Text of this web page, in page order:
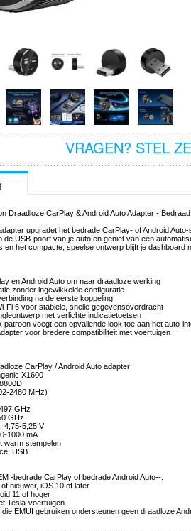
VRAGEN? STEL
Draadloze CarPlay & Android Auto Adapter -
upgradet het bedrade CarPlay- of Android
de USB-poort van je auto en geniet van een
en het compacte, speelse ontwerp blijft je dashboard
en Android Auto om naar draadloze werking
zonder ingewikkelde configuratie
na de eerste koppeling
Fi 6 voor stabiele, snelle gegevensoverdracht
met verlichte indicatietoetsen
patroon voegt een opvallende look toe aan het auto-
voor bredere compatibiliteit met voertuigen
CarPlay / Android Auto adapter
X1600
2480 MHz)
GHz
GHz
4,75-5,25 V
1000 mA
warm stempelen
USB
-bedrade CarPlay of bedrade Android Auto--.
nieuwer, iOS 10 of later
11 of hoger
Tesla-voertuigen
EMUI gebruiken ondersteunen geen draadloze